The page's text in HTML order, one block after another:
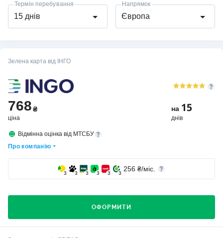
15 днів
Термін перебування
Європа
Напрямок
Зелена карта від ІНГО
768₴
ціна
на 15
днів
Відмінна оцінка від МТСБУ
Про компанію
3 3 3 3 3 3
256 ₴/міс.
ОФОРМИТИ
Хто вибирає страхову компанію ІНГО?